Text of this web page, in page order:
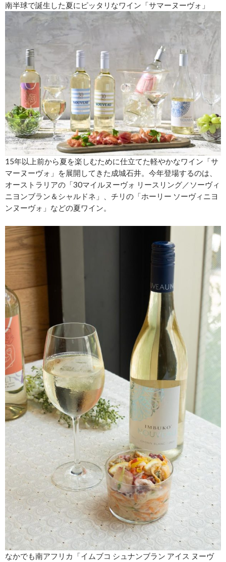
南半球で誕生した夏にピッタリなワイン「サマーヌーヴォ」
15年以上前から夏を楽しむために仕立てた軽やかなワイン「サ
マーヌーヴォ」を展開してきた成城石井。今年登場するのは、
オーストラリアの「30マイルヌーヴォ リースリング／ソーヴィ
ニヨンブラン＆シャルドネ」、チリの「ホーリー ソーヴィニヨ
ンヌーヴォ」などの夏ワイン。
なかでも南アフリカ「イムブコ シュナンブラン アイス ヌーヴ